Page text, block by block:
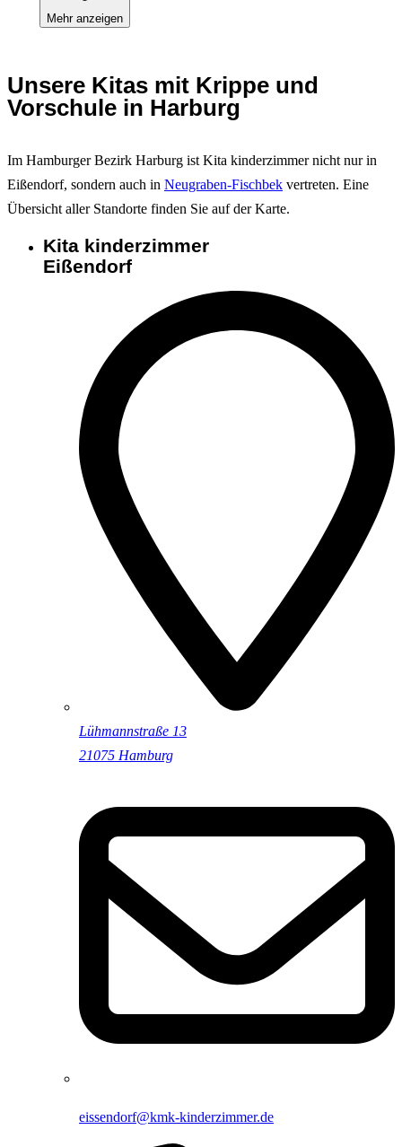
Mehr anzeigen
Unsere Kitas mit Krippe und
Vorschule in Harburg
Im Hamburger Bezirk Harburg ist Kita kinderzimmer nicht nur in
Eißendorf, sondern auch in Neugraben-Fischbek vertreten. Eine
Übersicht aller Standorte finden Sie auf der Karte.
Kita kinderzimmer
Eißendorf
Lühmannstraße 13
21075 Hamburg
eissendorf@kmk-kinderzimmer.de